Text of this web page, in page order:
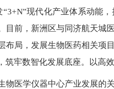
现代化产业体系动能
目前，新洲区与同济航天
局，发展生物医药相关项
筑牢数智化发展底座。以高
物医学仪器中心产业发展的